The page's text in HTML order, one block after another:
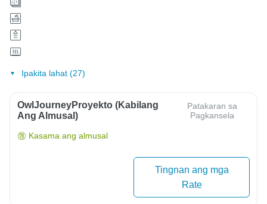
Ipakita lahat (27)
OwlJourneyProyekto (Kabilang
Ang Almusal)
Patakaran sa
Pagkansela
Kasama ang almusal
Tingnan ang mga
Rate